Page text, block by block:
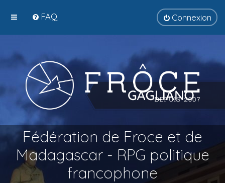
FAQ Connexion
Fédération de Froce et de
Madagascar - RPG politique
francophone